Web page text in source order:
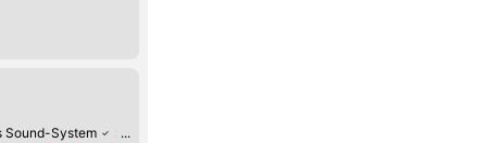
Sound-System Sitz-Belüftung